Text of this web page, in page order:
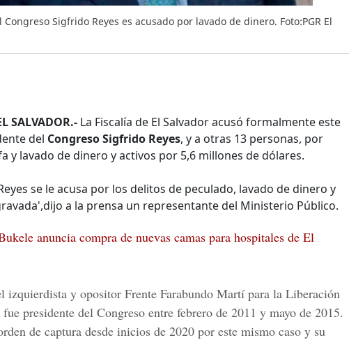
Sigfrido Reyes es acusado por lavado de dinero. Foto:PGR El
SALVADOR.- La Fiscalía de El Salvador acusó formalmente este
del Congreso Sigfrido Reyes, y a otras 13 personas, por
y lavado de dinero y activos por 5,6 millones de dólares.
se le acusa por los delitos de peculado, lavado de dinero y
a la prensa un representante del Ministerio Público.
anuncia compra de nuevas camas para hospitales de El
izquierdista y opositor Frente Farabundo Martí para la Liberación
presidente del Congreso entre febrero de 2011 y mayo de 2015.
de captura desde inicios de 2020 por este mismo caso y su